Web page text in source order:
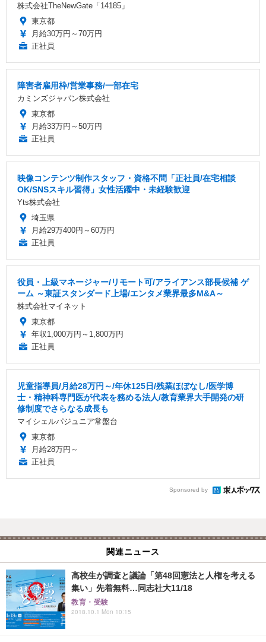
株式会社TheNewGate「14185」
東京都
月給30万円～70万円
正社員
障害者雇用枠/営業事務/一部在宅
カミンズジャパン株式会社
東京都
月給33万円～50万円
正社員
映像コンテンツ制作スタッフ・資格不問「正社員/在宅相談
OK/SNSスキル習得」女性活躍中・未経験歓迎
Yts株式会社
埼玉県
月給29万400円～60万円
正社員
役員・上級マネージャー/リモート可/アライアンス部長候補 ゲ
ーム ～東証スタンダード上場/エンタメ業界最多M&A～
株式会社マイネット
東京都
年収1,000万円～1,800万円
正社員
児童指導員/月給28万円～/年休125日/残業ほぼなし/医学博
士・精神科専門医が代表を務める法人/教育業界大手開発の研
修制度でさらなる成長も
マイシェルパジュニア常盤台
東京都
月給28万円～
正社員
Sponsored by
関連ニュース
高校生が調査と議論「第48回憲法と人権を考える
集い」先着無料…同志社大11/18
教育・受験
2018.10.1 Mon 10:15